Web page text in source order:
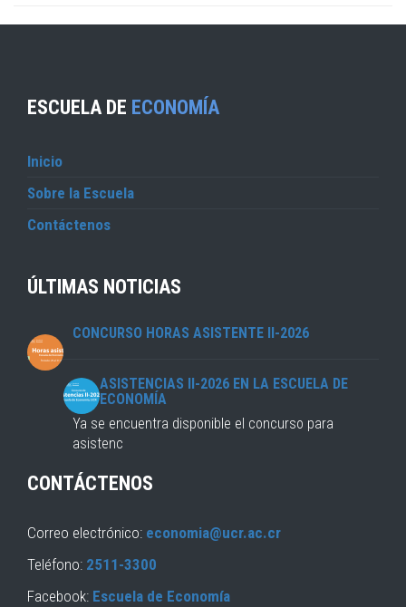
ESCUELA DE ECONOMÍA
Inicio
Sobre la Escuela
Contáctenos
ÚLTIMAS NOTICIAS
CONCURSO HORAS ASISTENTE II-2026
ASISTENCIAS II-2026 EN LA ESCUELA DE
ECONOMÍA
Ya se encuentra disponible el concurso para
asistenc
CONTÁCTENOS
Correo electrónico: economia@ucr.ac.cr
Teléfono: 2511-3300
Facebook: Escuela de Economía